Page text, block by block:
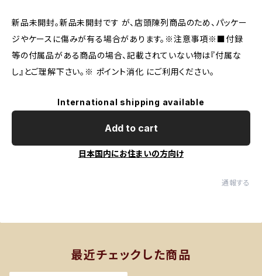
新品未開封。新品未開封です が、店頭陳列商品のため、パッケー
ジやケースに傷みが有る場合があります。※注意事項※■付録
等の付属品がある商品の場合、記載されていない物は『付属な
し』とご理解下さい。※ ポイント消化 にご利用ください。
International shipping available
Add to cart
日本国内にお住まいの方向け
通報する
最近チェックした商品